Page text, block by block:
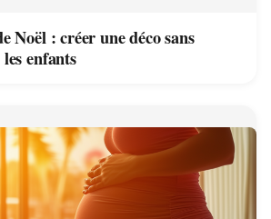
Noël : créer une déco sans
enfants